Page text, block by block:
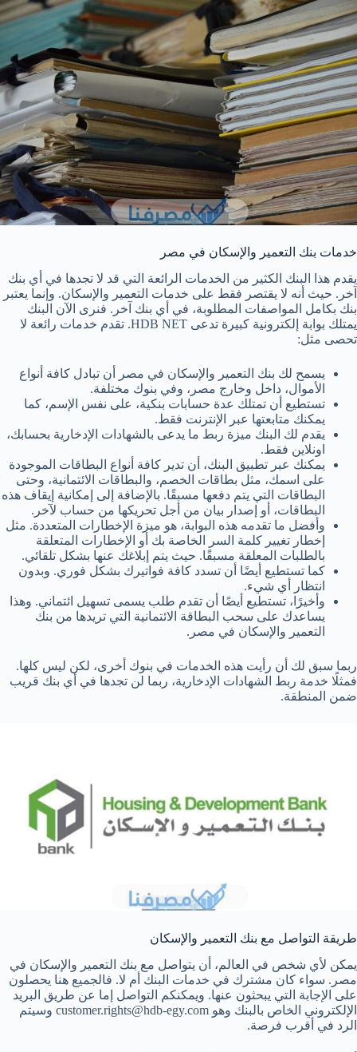
خدمات بنك التعمير والإسكان في مصر
يقدم هذا البنك الكثير من الخدمات الرائعة التي قد لا تجدها في أي بنك
آخر. حيث أنه لا يقتصر فقط على خدمات التعمير والإسكان. وإنما يعتبر
بنك بكامل المواصفات المطلوبة، في أي بنك آخر. فنرى الآن البنك
يمتلك بوابة إلكترونية كبيرة تدعى HDB NET. تقدم خدمات رائعة لا
تحصى مثل:
يسمح لك بنك التعمير والإسكان في مصر أن تبادل كافة أنواع
الأموال، داخل وخارج مصر، وفي بنوك مختلفة.
تستطيع أن تمتلك عدة حسابات بنكية، على نفس الإسم، كما
يمكنك متابعتها عبر الإنترنت فقط.
يقدم لك البنك ميزة ربط ما يدعى بالشهادات الإدخارية بحسابك،
اونلاين فقط.
يمكنك عبر تطبيق البنك، أن تدير كافة أنواع البطاقات الموجودة
على اسمك، مثل بطاقات الخصم، والبطاقات الائتمانية، وحتى
البطاقات التي يتم دفعها مسبقًا. بالإضافة إلى إمكانية إيقاف هذه
البطاقات، أو إصدار بيان من أجل تحريكها من حساب لآخر.
وأفضل ما تقدمه هذه البوابة، هو ميزة الإخطارات المتعددة. مثل
إخطار تغيير كلمة السر الخاصة بك أو الإخطارات المتعلقة
بالطلبات المعلقة مسبقًا. حيث يتم إبلاغك عنها بشكل تلقائي.
كما تستطيع أيضًا أن تسدد كافة فواتيرك بشكل فوري. وبدون
انتظار أي شيء.
وأخيرًا، تستطيع أيضًا أن تقدم طلب يسمى تسهيل ائتماني. وهذا
يساعدك على سحب البطاقة الائتمانية التي تريدها من بنك
التعمير والإسكان في مصر.
ربما سبق لك أن رأيت هذه الخدمات في بنوك أخرى، لكن ليس كلها.
فمثلًا خدمة ربط الشهادات الإدخارية، ربما لن تجدها في أي بنك قريب
ضمن المنطقة.
طريقة التواصل مع بنك التعمير والإسكان
يمكن لأي شخص في العالم، أن يتواصل مع بنك التعمير والإسكان في
مصر. سواء كان مشترك في خدمات البنك أم لا. فالجميع هنا يحصلون
على الإجابة التي يبحثون عنها. ويمكنكم التواصل إما عن طريق البريد
الإلكتروني الخاص بالبنك وهو customer.rights@hdb-egy.com وسيتم
الرد في أقرب فرصة.